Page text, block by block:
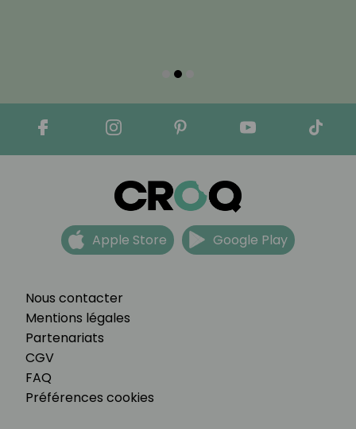
Nous contacter
Mentions légales
Partenariats
CGV
FAQ
Préférences cookies
Apple Store Google Play